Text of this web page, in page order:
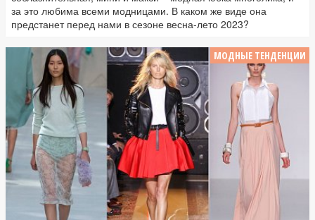
за это любима всеми модницами. В каком же виде она
предстанет перед нами в сезоне весна-лето 2023?
МОДНЫЕ ТЕНДЕНЦИИ